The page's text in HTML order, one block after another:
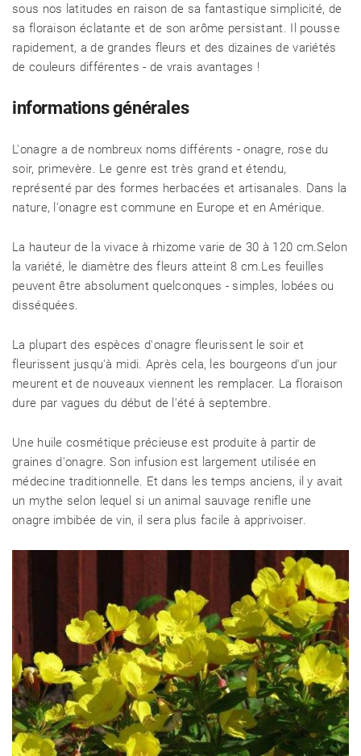
sous nos latitudes en raison de sa fantastique simplicité, de
sa floraison éclatante et de son arôme persistant. Il pousse
rapidement, a de grandes fleurs et des dizaines de variétés
de couleurs différentes - de vrais avantages !
informations générales
L'onagre a de nombreux noms différents - onagre, rose du
soir, primevère. Le genre est très grand et étendu,
représenté par des formes herbacées et artisanales. Dans la
nature, l'onagre est commune en Europe et en Amérique.
La hauteur de la vivace à rhizome varie de 30 à 120 cm.Selon
la variété, le diamètre des fleurs atteint 8 cm.Les feuilles
peuvent être absolument quelconques - simples, lobées ou
disséquées.
La plupart des espèces d'onagre fleurissent le soir et
fleurissent jusqu'à midi. Après cela, les bourgeons d'un jour
meurent et de nouveaux viennent les remplacer. La floraison
dure par vagues du début de l'été à septembre.
Une huile cosmétique précieuse est produite à partir de
graines d'onagre. Son infusion est largement utilisée en
médecine traditionnelle. Et dans les temps anciens, il y avait
un mythe selon lequel si un animal sauvage renifle une
onagre imbibée de vin, il sera plus facile à apprivoiser.